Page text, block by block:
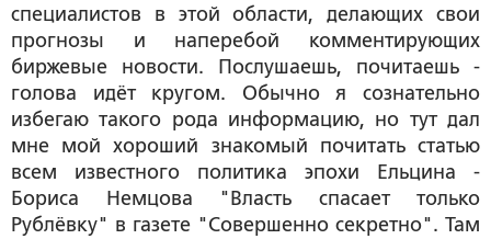
специалистов в этой области, делающих свои
прогнозы и наперебой комментирующих
биржевые новости. Послушаешь, почитаешь -
голова идёт кругом. Обычно я сознательно
избегаю такого рода информацию, но тут дал
мне мой хороший знакомый почитать статью
всем известного политика эпохи Ельцина -
Бориса Немцова "Власть спасает только
Рублёвку" в газете "Совершенно секретно". Там